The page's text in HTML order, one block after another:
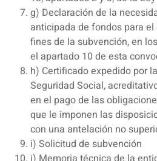
g) Declaración de la
anticipada de fondos para
fines de la subvención, en
el apartado 10 de esta
h) Certificado expedido por
Seguridad Social,
en el pago de las
que le imponen las
con una antelación no
i) Solicitud de subvención